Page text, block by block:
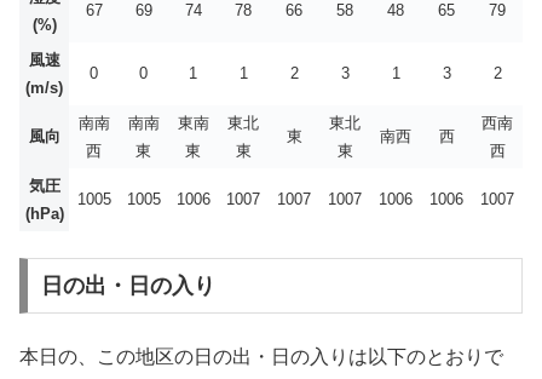
(%)
67 69 74 78 66 58 48 65 79
風速
(m/s)
0 0 1 1 2 3 1 3 2
風向
南南
西
南南
東
東南
東
東北
東
東
東北
東
南西 西
西南
西
気圧
(hPa)
1005 1005 1006 1007 1007 1007 1006 1006 1007
日の出・日の入り
本日の、この地区の日の出・日の入りは以下のとおりで